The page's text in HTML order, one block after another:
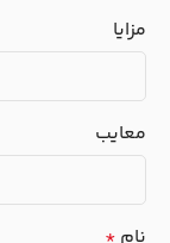
مزایا
معایب